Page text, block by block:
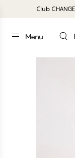
Club CHANGE
Menu